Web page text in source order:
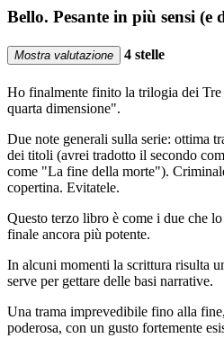
Bello. Pesante in più sensi (e
Mostra valutazione 4 stelle
Ho finalmente finito la trilogia dei
quarta dimensione".
Due note generali sulla serie: ottima
dei titoli (avrei tradotto il secondo
come "La fine della morte").
copertina. Evitatele.
Questo terzo libro è come i due che
finale ancora più potente.
In alcuni momenti la scrittura risulta
serve per gettare delle basi narrative.
Una trama imprevedibile fino alla
poderosa, con un gusto fortemente